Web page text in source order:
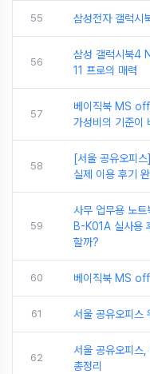
55 삼성전자 갤럭
56
삼성 갤럭시북4
11 프로의 매력
57
베이직북 MS
가성비의 기준이
58
[서울 공유오피
실제 이용 후기
59
사무 업무용 노
B-K01A 실사용
할까?
60 베이직북 MS
61 서울 공유오피스
62
서울 공유오피스
총정리